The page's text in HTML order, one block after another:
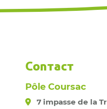
Contact
Pôle Coursac
7 impasse de la